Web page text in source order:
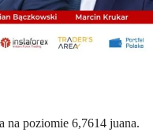
na poziomie 6,7614 juana.